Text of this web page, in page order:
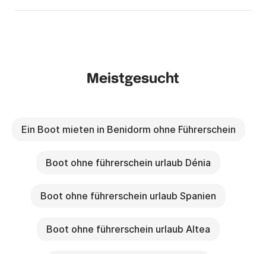
Meistgesucht
Ein Boot mieten in Benidorm ohne Führerschein
Boot ohne führerschein urlaub Dénia
Boot ohne führerschein urlaub Spanien
Boot ohne führerschein urlaub Altea